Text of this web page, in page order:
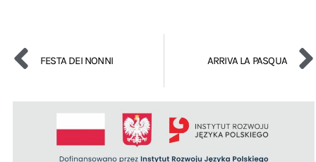
FESTA DEI NONNI ARRIVA LA PASQUA